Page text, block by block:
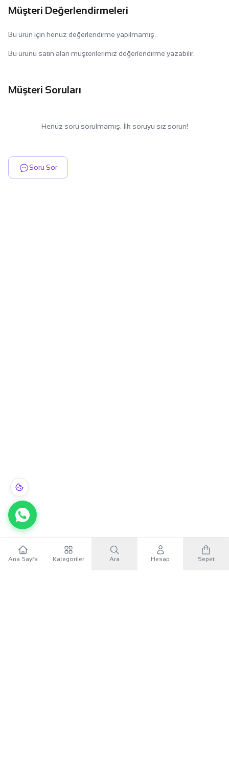
Müşteri Değerlendirmeleri
Bu ürün için henüz değerlendirme yapılmamış.
Bu ürünü satın alan müşterilerimiz değerlendirme yazabilir.
Müşteri Soruları
Henüz soru sorulmamış. İlk soruyu siz sorun!
Soru Sor
WhatsApp
Ana Sayfa Kategoriler Ara Hesap Sepet